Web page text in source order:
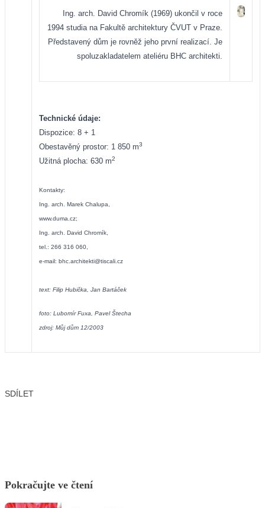
Ing. arch. David Chromík (1969) ukončil v roce
1994 studia na Fakultě architektury ČVUT v Praze.
Představený dům je rovněž jeho první realizací. Je
spoluzakladatelem ateliéru BHC architekti.
Technické údaje:
Dispozice: 8 + 1
Obestavěný prostor: 1 850 m3
Užitná plocha: 630 m2
Kontakty:
Ing. arch. Marek Chalupa,
www.duma.cz;
Ing. arch. David Chromík,
tel.: 266 316 060,
e-mail: bhc.architekti@tiscali.cz
text: Filip Hubička, Jan Bartáček
foto: Lubomír Fuxa, Pavel Štecha
zdroj: Můj dům 12/2003
SDÍLET
Pokračujte ve čtení